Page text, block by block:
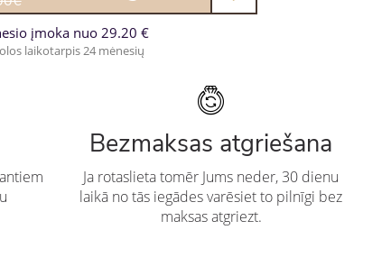
įmoka nuo 29.20 €
laikotarpis 24 mėnesių
Bezmaksas atgriešana
Ja rotaslieta tomēr Jums neder, 30 dienu
laikā no tās iegādes varēsiet to pilnīgi bez
maksas atgriezt.